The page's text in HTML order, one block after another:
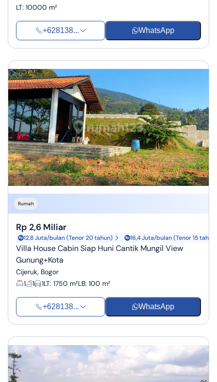
LT: 10000 m²
+628138... WhatsApp
Rumah
Rp 2,6 Miliar
12,8 Juta/bulan (Tenor 20 tahun) 16,4 Juta/bulan (Tenor 15
Villa House Cabin Siap Huni Cantik Mungil View
Gunung+Kota
Cijeruk, Bogor
1
1 1LT: 1750 m²LB: 100 m²
+628138... WhatsApp